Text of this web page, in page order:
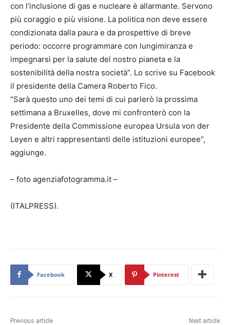
con l’inclusione di gas e nucleare è allarmante. Servono
più coraggio e più visione. La politica non deve essere
condizionata dalla paura e da prospettive di breve
periodo: occorre programmare con lungimiranza e
impegnarsi per la salute del nostro pianeta e la
sostenibilità della nostra società”. Lo scrive su Facebook
il presidente della Camera Roberto Fico.
“Sarà questo uno dei temi di cui parlerò la prossima
settimana a Bruxelles, dove mi confronterò con la
Presidente della Commissione europea Ursula von der
Leyen e altri rappresentanti delle istituzioni europee”,
aggiunge.
– foto agenziafotogramma.it –
(ITALPRESS).
Facebook X Pinterest
Previous article Next article